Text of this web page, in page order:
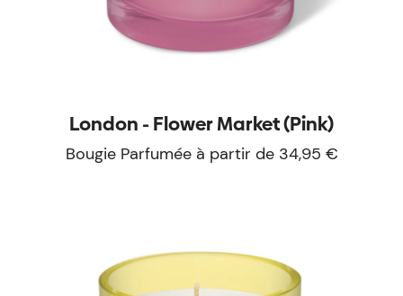
London - Flower Market (Pink)
Bougie Parfumée à partir de 34,95 €